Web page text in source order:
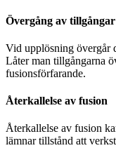
Övergång av tillgångar
Vid upplösning övergår
Låter man tillgångarna
fusionsförfarande.
Återkallelse av fusion
Återkallelse av fusion
lämnar tillstånd att